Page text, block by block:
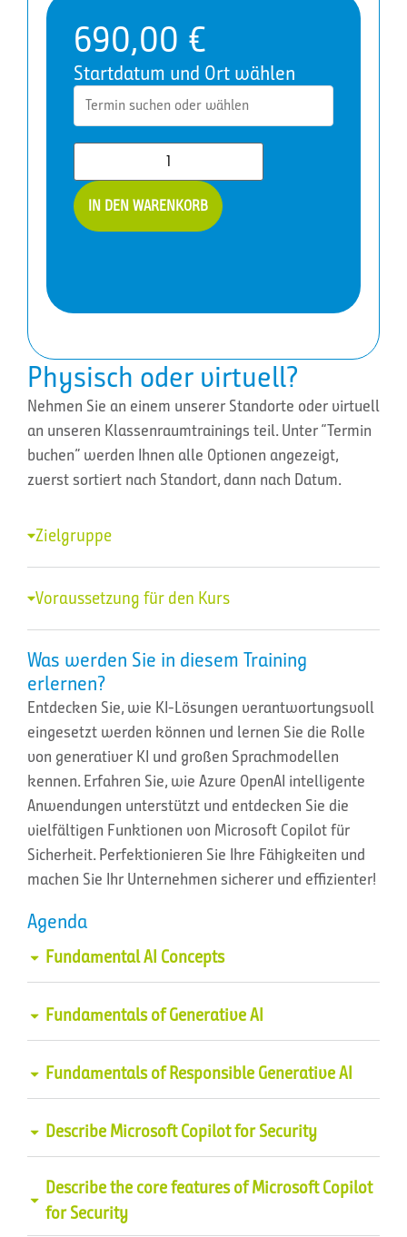
Physisch oder virtuell?
Nehmen Sie an einem unserer Standorte oder virtuell
an unseren Klassenraumtrainings teil. Unter “Termin
buchen” werden Ihnen alle Optionen angezeigt,
zuerst sortiert nach Standort, dann nach Datum.
Zielgruppe
Voraussetzung für den Kurs
Was werden Sie in diesem Training
erlernen?
Entdecken Sie, wie KI-Lösungen verantwortungsvoll
eingesetzt werden können und lernen Sie die Rolle
von generativer KI und großen Sprachmodellen
kennen. Erfahren Sie, wie Azure OpenAI intelligente
Anwendungen unterstützt und entdecken Sie die
vielfältigen Funktionen von Microsoft Copilot für
Sicherheit. Perfektionieren Sie Ihre Fähigkeiten und
machen Sie Ihr Unternehmen sicherer und effizienter!
Agenda
Fundamental AI Concepts
Introduction to AI
Understand computer vision
Understand document intelligence and
knowledge mining
Fundamentals of Generative AI
What is generative AI?
prompt engineering
What are copilots?
What is Azure OpenAI?
Fundamentals of Responsible Generative AI
Plan a responsible generative AI solution
Measure potential harms
Describe Microsoft Copilot for Security
Describe the elements of an effective
prompt
Describe the core features of Microsoft Copilot
for Security
690,00 €
Startdatum und Ort wählen
5006:
Menge
IN DEN WARENKORB